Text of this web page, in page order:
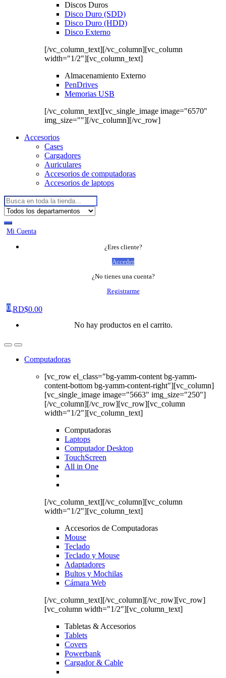
Discos Duros
Disco Duro (SDD)
Disco Duro (HDD)
Disco Externo
[/vc_column_text][/vc_column][vc_column
width="1/2"][vc_column_text]
Almacenamiento Externo
PenDrives
Memorias USB
[/vc_column_text][vc_single_image image="6570"
img_size=""][/vc_column][/vc_row]
Accesorios
Cases
Cargadores
Auriculares
Accesorios de computadoras
Accesorios de laptops
Buscar:
Mi Cuenta
¿Eres cliente?
Acceder
¿No tienes una cuenta?
Registrarme
0 RD$0.00
No hay productos en el carrito.
Computadoras
[vc_row el_class="bg-yamm-content bg-yamm-
content-bottom bg-yamm-content-right"][vc_column]
[vc_single_image image="5663" img_size="250"]
[/vc_column][/vc_row][vc_row][vc_column
width="1/2"][vc_column_text]
Computadoras
Laptops
Computador Desktop
TouchScreen
All in One
[/vc_column_text][/vc_column][vc_column
width="1/2"][vc_column_text]
Accesorios de Computadoras
Mouse
Teclado
Teclado y Mouse
Adaptadores
Bultos y Mochilas
Cámara Web
[/vc_column_text][/vc_column][/vc_row][vc_row]
[vc_column width="1/2"][vc_column_text]
Tabletas & Accesorios
Tablets
Covers
Powerbank
Cargador & Cable